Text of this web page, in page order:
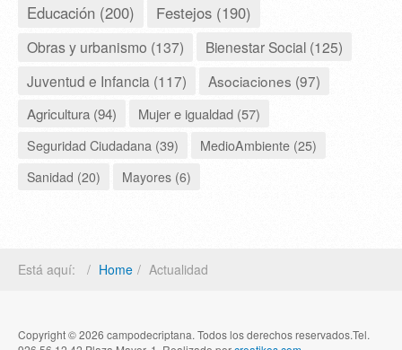
Educación (200) Festejos (190)
Obras y urbanismo (137)
Bienestar Social (125)
Juventud e Infancia (117)
Asociaciones (97)
Agricultura (94)
Mujer e igualdad (57)
Seguridad Ciudadana (39)
MedioAmbiente (25)
Sanidad (20)
Mayores (6)
Está aquí: Home Actualidad
Copyright © 2026 campodecriptana. Todos los derechos reservados.Tel.